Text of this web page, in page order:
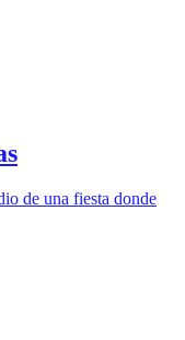
de una fiesta donde